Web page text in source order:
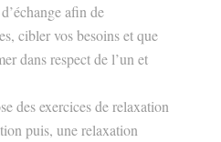
afin de
cibler vos besoins et que
dans respect de l’un et
des exercices de relaxation
puis, une relaxation